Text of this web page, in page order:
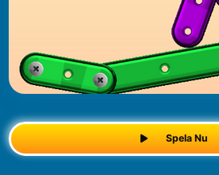
Spela Nu